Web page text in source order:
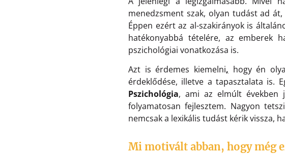
menedzsment szak, olyan tudást ad
Éppen ezért az al-szakirányok is
hatékonyabbá tételére, az emberek
pszichológiai vonatkozása is.
Azt is érdemes kiemelni, hogy én
érdeklődése, illetve a tapasztalata is.
Pszichológia, ami az elmúlt
folyamatosan fejlesztem. Nagyon
nemcsak a lexikális tudást kérik vissza,
Mi motivált abban, hogy még